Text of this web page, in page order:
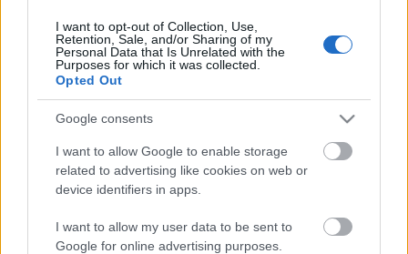
I want to opt-out of Collection, Use,
Retention, Sale, and/or Sharing of my
Personal Data that Is Unrelated with the
Purposes for which it was collected.
Opted Out
Google consents
I want to allow Google to enable storage
related to advertising like cookies on web or
device identifiers in apps.
I want to allow my user data to be sent to
Google for online advertising purposes.
•2008. szeptember 15.
Hátizsákos turistaként az egyik kedvenc
szolgáltatásom az önkiszolgáló mosoda volt. Nem
kellett tonnányi ruhát cipelni magunkkal, olcsó volt
és a várakozási időt kihasználhattuk, hogy
beszélgetünk/ismerkedünk másokkal. Ezért is
örültem meg, amikor ezt a cikket olvastam –…
ötlet #47: hírek versus hírek